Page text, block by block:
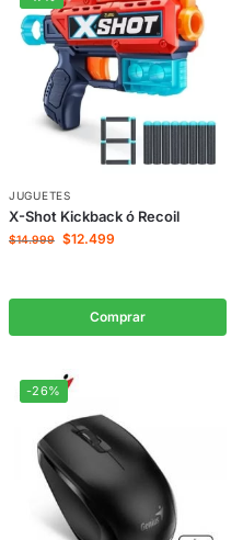
JUGUETES
X-Shot Kickback ó Recoil
$14.999 $12.499
Comprar
-26%